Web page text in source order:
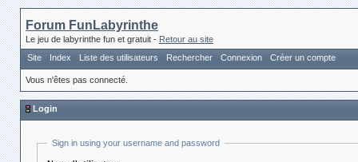
Forum FunLabyrinthe
Le jeu de labyrinthe fun et gratuit - Retour au site
Site
Index Liste des utilisateurs Rechercher Connexion Créer un compte
Vous n'êtes pas connecté.
Login
Sign in using your username and password